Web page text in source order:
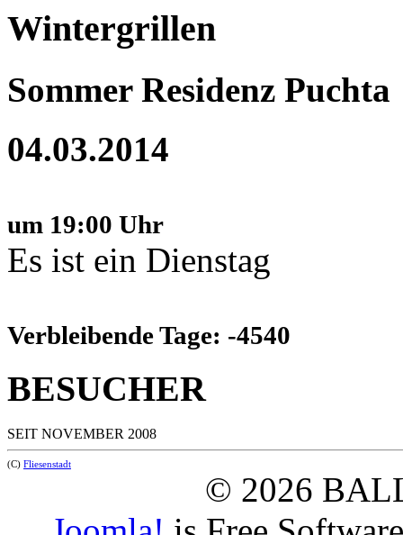
Wintergrillen
Sommer Residenz Puchta
04.03.2014
um 19:00 Uhr
Es ist ein Dienstag
Verbleibende Tage: -4540
BESUCHER
SEIT NOVEMBER 2008
(C) Fliesenstadt
© 2026